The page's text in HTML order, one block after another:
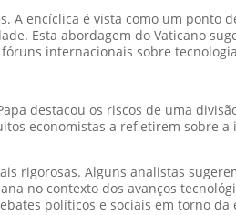
A encíclica é vista como um ponto
Esta abordagem do Vaticano
internacionais sobre
destacou os riscos de uma
economistas a refletirem sobre a
rigorosas. Alguns analistas
no contexto dos avanços
políticos e sociais em torno da